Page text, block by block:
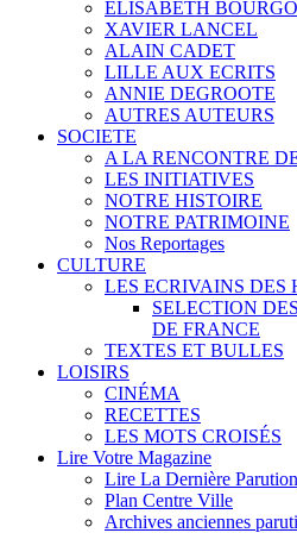
ELISABETH
XAVIER LANCEL
ALAIN CADET
LILLE AUX ECRITS
ANNIE DEGROOTE
AUTRES AUTEURS
SOCIETE
A LA RENCONTRE
LES INITIATIVES
NOTRE HISTOIRE
NOTRE PATRIMOINE
Nos Reportages
CULTURE
LES ECRIVAINS DES
SELECTION
DE FRANCE
TEXTES ET BULLES
LOISIRS
CINÉMA
RECETTES
LES MOTS CROISÉS
Lire Votre Magazine
Lire La Dernière Parution
Plan Centre Ville
Archives anciennes